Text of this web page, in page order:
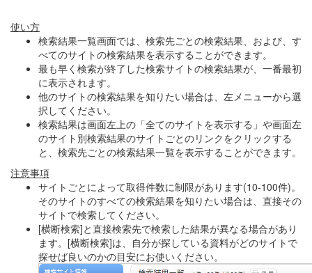
使い方
検索結果一覧画面では、検索先ごとの検索結果、および、す
べてのサイトの検索結果を表示することができます。
最も早く検索が終了した検索サイトの検索結果が、一番最初
に表示されます。
他のサイトの検索結果を知りたい場合は、左メニューから選
択してください。
検索結果は画面左上の「全てのサイトを表示する」や画面左
のサイト別検索結果のサイトごとのリンクをクリックする
と、検索先ごとの検索結果一覧を表示することができます。
注意事項
サイトごとによって取得件数に制限があります(10-100件)。
そのサイトのすべての検索結果を知りたい場合は、直接その
サイトで検索してください。
[横断検索]と直接検索先で検索した結果が異なる場合があり
ます。[横断検索]は、自分が探している資料がどのサイトで
探せば良いのかの目安にお使いください。